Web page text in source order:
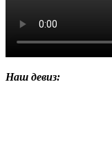
Наш девиз: